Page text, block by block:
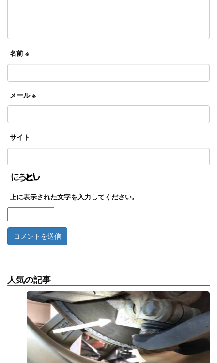
名前 ※
メール※
サイト
上に表示された文字を入力してください。
人気の記事